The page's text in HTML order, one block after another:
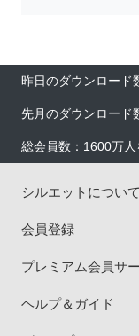
昨日のダウンロード
先月のダウンロード
総会員数：1600万
シルエットについて
会員登録
プレミアム会員サ
ヘルプ＆ガイド